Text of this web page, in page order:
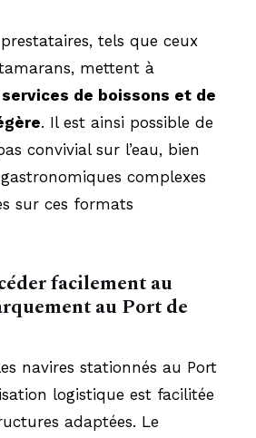
tels que ceux
mettent à
services de boissons et de
. Il est ainsi possible de
convivial sur l’eau, bien
complexes
sur ces formats
facilement au
au Port de
navires stationnés au Port
logistique est facilitée
adaptées. Le